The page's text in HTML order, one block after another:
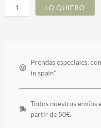
LO QUIERO
Prendas especiales,
in spain"
Todos nuestros envíos
partir de 50€.